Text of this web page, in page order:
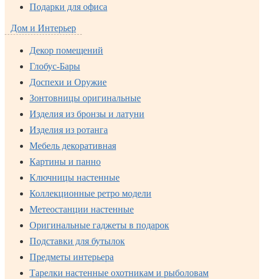
Подарки для офиса
Дом и Интерьер
Декор помещений
Глобус-Бары
Доспехи и Оружие
Зонтовницы оригинальные
Изделия из бронзы и латуни
Изделия из ротанга
Мебель декоративная
Картины и панно
Ключницы настенные
Коллекционные ретро модели
Метеостанции настенные
Оригинальные гаджеты в подарок
Подставки для бутылок
Предметы интерьера
Тарелки настенные охотникам и рыболовам